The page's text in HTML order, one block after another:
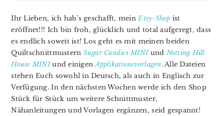
Ihr Lieben, ich hab’s geschafft, meinEtsy-Shop ist
eröffnet!!! Ich bin froh, glücklich und total aufgeregt, dass
es endlich soweit ist! Los geht es mit meinen beiden
Quiltschnittmustern Sugar Candies MINIund Notting Hill
House MINIund einigenApplikationsvorlagen. Alle Dateien
stehen Euch sowohl in Deutsch, als auch in Englisch zur
Verfügung. In den nächsten Wochen werde ich den Shop
Stück für Stück um weitere Schnittmuster,
Nähanleitungen und Vorlagen ergänzen, seid gespannt!